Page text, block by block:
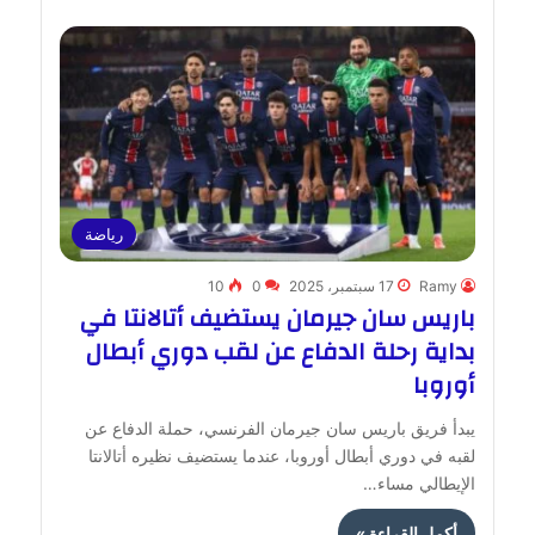
رياضة
Ramy 17 سبتمبر، 2025 0
10
باريس سان جيرمان يستضيف أتالانتا في
بداية رحلة الدفاع عن لقب دوري أبطال
أوروبا
يبدأ فريق باريس سان جيرمان الفرنسي، حملة الدفاع عن
لقبه في دوري أبطال أوروبا، عندما يستضيف نظيره أتالانتا
الإيطالي مساء…